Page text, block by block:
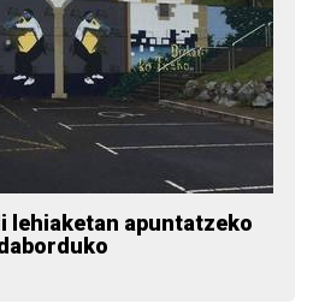
lehiaketan apuntatzeko